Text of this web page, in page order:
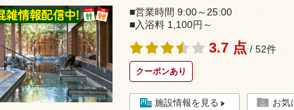
■営業時間 9:00～25:00
■入浴料 1,100円～
3.7 点 / 52件
クーポンあり
施設情報を見る お気